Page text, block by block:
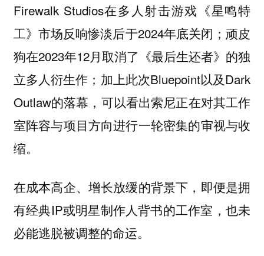
Firewalk Studios在多人射击游戏《星鸣特
工》市场反响惨淡后于2024年底关闭；顽皮
狗在2023年12月取消了《最后生还者》的独
立多人衍生作；加上此次Bluepoint以及Dark
Outlaw的落幕，可以看出索尼正在对其工作
室阵容与项目方向进行一轮密集的审视与收
缩。
在成本高企、增长放缓的背景下，即便是拥
有经典IP或明星制作人背书的工作室，也未
必能逃脱被调整的命运。